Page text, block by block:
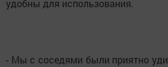
удобны для использования.
- Мы с соседями были приятно